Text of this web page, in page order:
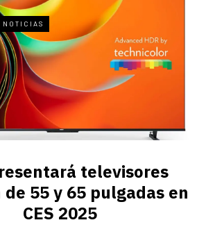
NOTICIAS
televisores
de 55 y 65 pulgadas en
CES 2025